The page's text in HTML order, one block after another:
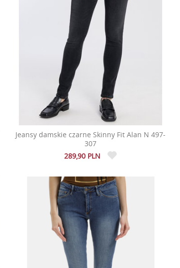
Jeansy damskie czarne Skinny Fit Alan N 497-
307
289,90 PLN